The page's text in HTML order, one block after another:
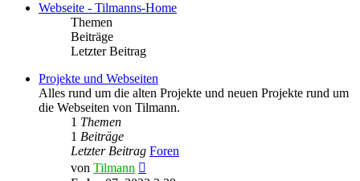
Webseite - Tilmanns-Home
Themen
Beiträge
Letzter Beitrag
Projekte und Webseiten
Alles rund um die alten Projekte und neuen Projekte rund um
die Webseiten von Tilmann.
1 Themen
1 Beiträge
Letzter Beitrag Foren
von Tilmann